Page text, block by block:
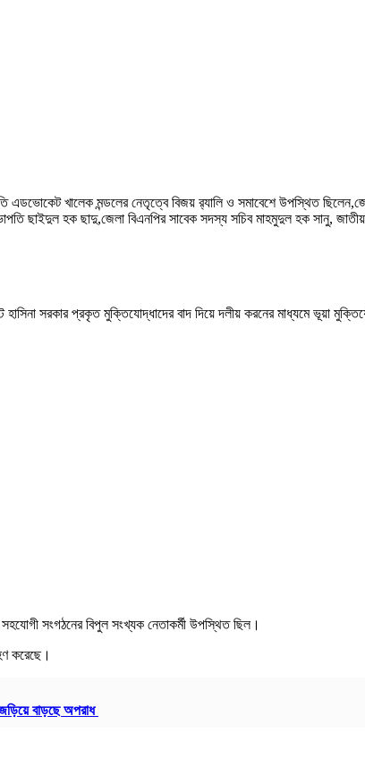
এডভোকেট খালেক মন্ডলের নেতৃত্বে বিজয় র‍্যালি ও সমাবেশে উপস্থিত
ছাইদুল হক ছাদু,জেলা বিএনপির সাবেক সদস্য সচিব মাহমুদুল হক সানু,
হাসিনা সরকার প্রকৃত মুক্তিযোদ্ধাদের বাদ দিয়ে দলীয় করনের মাধ্যমে ভূয়া
সংগঠনের বিপুল সংখ্যক নেতাকর্মী উপস্থিত ছিল।
করেছে।
জড়িয়ে বাড়ছে অপরাধ